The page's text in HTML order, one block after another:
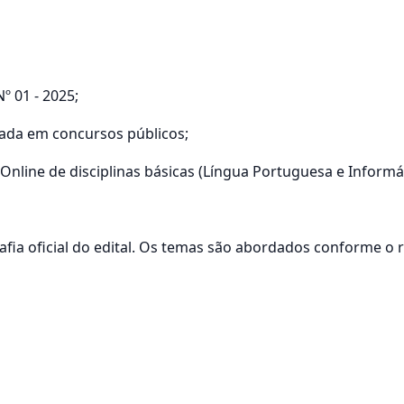
01 - 2025;
em concursos públicos;
de disciplinas básicas (Língua Portuguesa e
oficial do edital. Os temas são abordados conforme